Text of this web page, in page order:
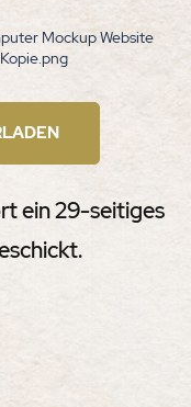
ein 29-seitiges